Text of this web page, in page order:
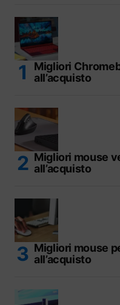
Migliori
all’acquisto
Migliori mouse
all’acquisto
Migliori mouse
all’acquisto